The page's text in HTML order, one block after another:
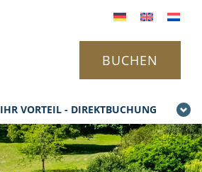
IHR VORTEIL - DIREKTBUCHUNG
BUCHEN